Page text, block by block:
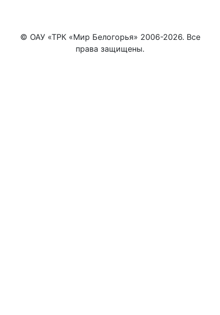
© ОАУ «ТРК «Мир Белогорья» 2006-2026. Все
права защищены.